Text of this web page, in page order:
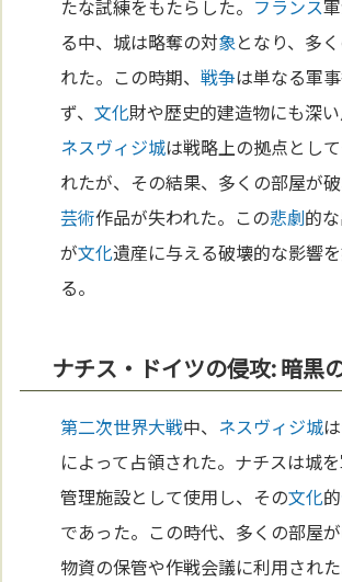
たな試練をもたらした。 フランス
る中、城は略奪の対象となり、多
れた。この時期、戦争は単なる軍
ず、文化財や歴史的建造物にも深い
ネスヴィジ城は戦略上の拠点とし
れたが、その結果、多くの部屋が
芸術作品が失われた。この悲劇的
が文化遺産に与える破壊的な影響
る。
ナチス・ドイツの侵攻: 暗黒
第二次世界大戦中、 ネスヴィジ城
によって占領された。ナチスは城
管理施設として使用し、その文化的
であった。この時代、多くの部屋
物資の保管や作戦会議に利用され